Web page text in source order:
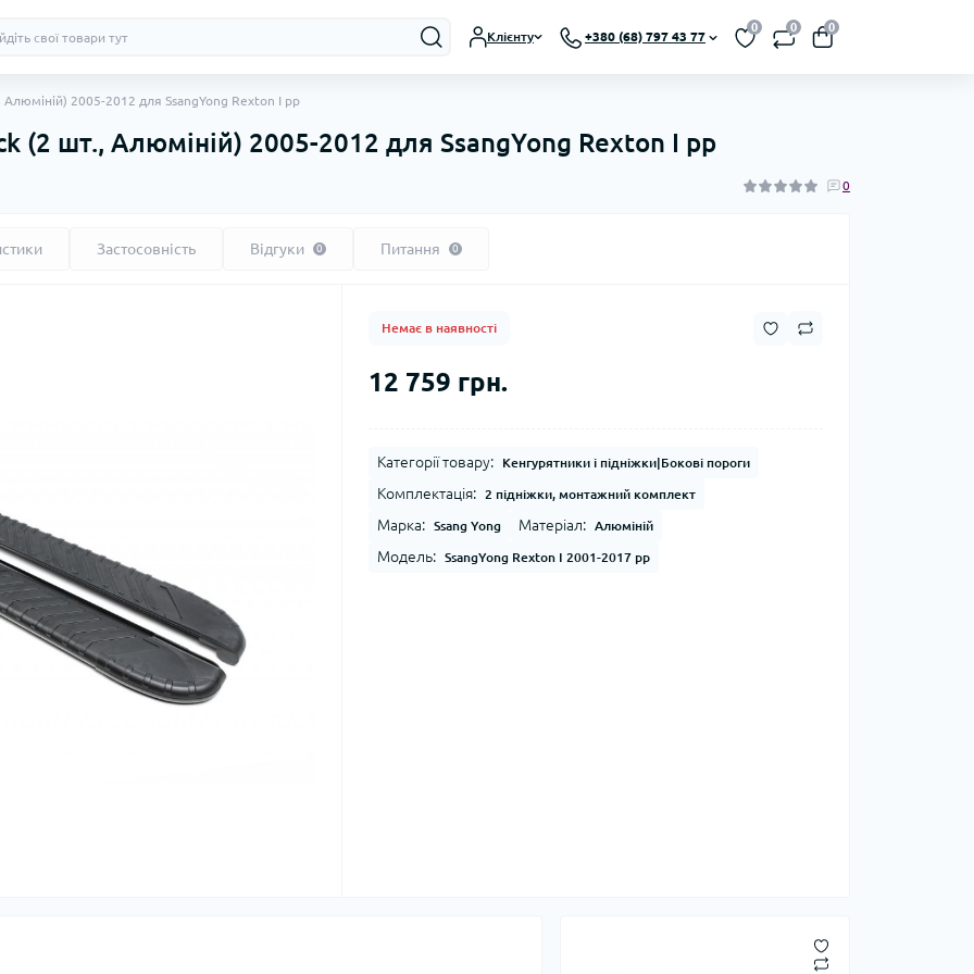
Клієнту +380 (68) 797 43 77
0 0 0
2005-2012 для SsangYong Rexton I рр
(2 шт., Алюміній) 2005-2012 для SsangYong Rexton I рр
0
Застосовність Відгуки 0 Питання 0
Немає в наявності
12 759 грн.
Категорії товару: Кенгурятники і підніжки|Бокові пороги
Комплектація: 2 підніжки, монтажний комплект
Марка: Ssang Yong Матеріал: Алюміній
Модель: SsangYong Rexton I 2001-2017 рр